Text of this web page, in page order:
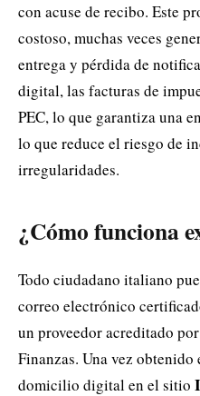
con acuse de recibo. Este
costoso, muchas veces
entrega y pérdida de
digital, las facturas de
PEC, lo que garantiza una
lo que reduce el riesgo de
irregularidades.
¿Cómo funciona
Todo ciudadano italiano
correo electrónico
un proveedor acreditado
Finanzas. Una vez
domicilio digital en el sitio